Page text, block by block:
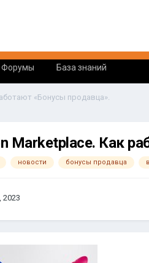
Форумы База знаний
«Бонусы продавца».
Marketplace. Как
новости бонусы продавца
2023